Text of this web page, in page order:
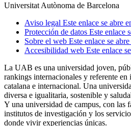
Universitat Autònoma de Barcelona
Aviso legal Este enlace se abre
Protección de datos Este enlace
Sobre el web Este enlace se
Accesibilidad web Este enlace
La UAB es una universidad joven,
rankings internacionales y referente
catalana e internacional. Una
diversa e igualitaria, sostenible y
Y una universidad de campus, con las
institutos de investigación y los
donde vivir experiencias únicas.